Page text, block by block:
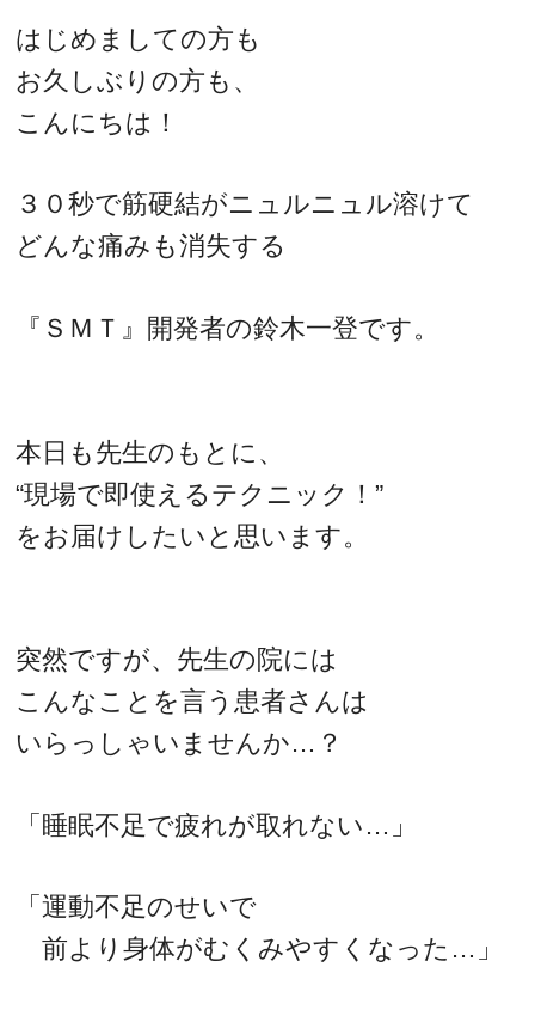
はじめましての方も
お久しぶりの方も、
こんにちは！
３０秒で筋硬結がニュルニュル溶けて
どんな痛みも消失する
『ＳＭＴ』開発者の鈴木一登です。
本日も先生のもとに、
“現場で即使えるテクニック！”
をお届けしたいと思います。
突然ですが、先生の院には
こんなことを言う患者さんは
いらっしゃいませんか…？
「睡眠不足で疲れが取れない…」
「運動不足のせいで
前より身体がむくみやすくなった…」